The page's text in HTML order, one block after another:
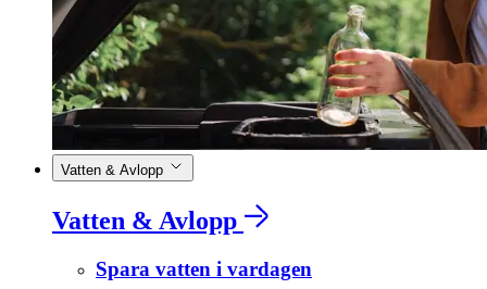
Vatten & Avlopp
Vatten & Avlopp
Spara vatten i vardagen